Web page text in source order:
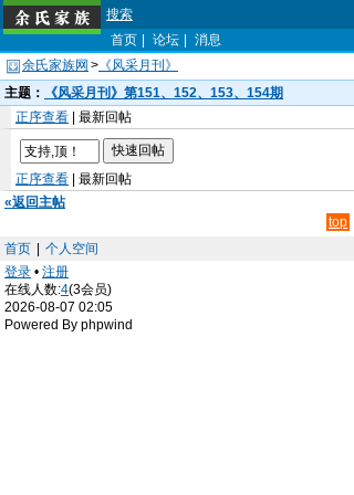
搜索
首页
论坛
消息
余氏家族网 > 《风采月刊》
主题：
《风采月刊》第151、152、153、154期
正序查看 | 最新回帖
正序查看 | 最新回帖
«返回主帖
top
首页
个人空间
登录 • 注册
在线人数:4(3会员)
2026-08-07 02:05
Powered By phpwind